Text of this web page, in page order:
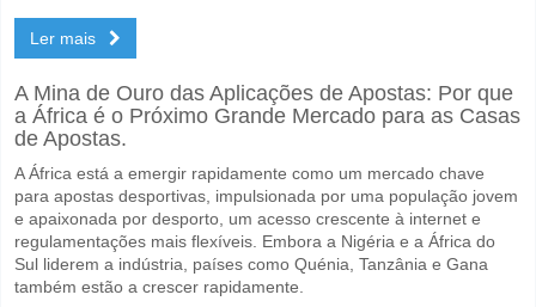
Ler mais
A Mina de Ouro das Aplicações de Apostas: Por que
a África é o Próximo Grande Mercado para as Casas
de Apostas.
A África está a emergir rapidamente como um mercado chave
para apostas desportivas, impulsionada por uma população jovem
e apaixonada por desporto, um acesso crescente à internet e
regulamentações mais flexíveis. Embora a Nigéria e a África do
Sul liderem a indústria, países como Quénia, Tanzânia e Gana
também estão a crescer rapidamente.